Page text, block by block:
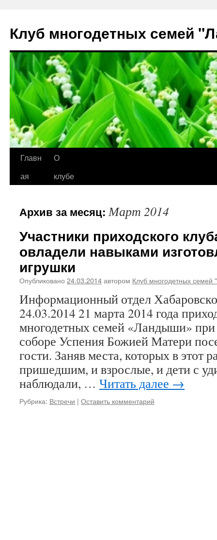
Клуб многодетных семей
Перейти
Главн
ая
О
клубе
Архив за месяц:Март 2014
Участники приходского
овладели навыками
игрушки
Опубликовано 24.03.2014автором Клуб многодетных
Информационный отдел
24.03.2014 21 марта 2014 года
многодетных семей «Ландыши»
соборе Успения Божией Матери
гости. Заняв места, которых в этот
пришедшим, и взрослые, и дети с
наблюдали, … Читать далее →
Рубрика: Встречи | Оставить комментарий